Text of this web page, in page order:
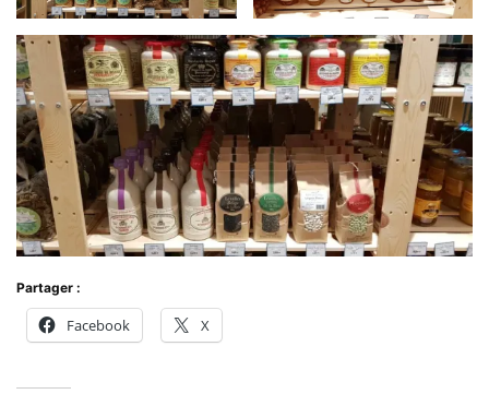
Partager :
Facebook X